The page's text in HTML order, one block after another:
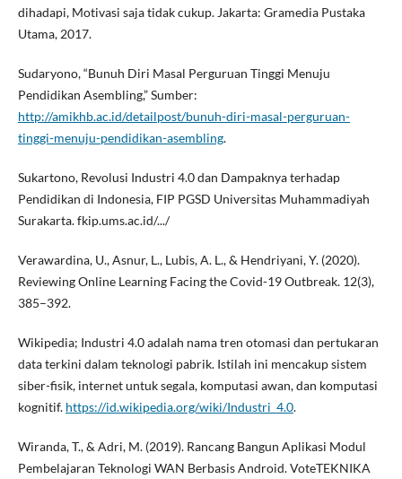
dihadapi, Motivasi saja tidak cukup. Jakarta: Gramedia Pustaka
Utama, 2017.
Sudaryono, “Bunuh Diri Masal Perguruan Tinggi Menuju
Pendidikan Asembling,” Sumber:
http://amikhb.ac.id/detailpost/bunuh-diri-masal-perguruan-
tinggi-menuju-pendidikan-asembling.
Sukartono, Revolusi Industri 4.0 dan Dampaknya terhadap
Pendidikan di Indonesia, FIP PGSD Universitas Muhammadiyah
Surakarta. fkip.ums.ac.id/.../
Verawardina, U., Asnur, L., Lubis, A. L., & Hendriyani, Y. (2020).
Reviewing Online Learning Facing the Covid-19 Outbreak. 12(3),
385–392.
Wikipedia; Industri 4.0 adalah nama tren otomasi dan pertukaran
data terkini dalam teknologi pabrik. Istilah ini mencakup sistem
siber-fisik, internet untuk segala, komputasi awan, dan komputasi
kognitif. https://id.wikipedia.org/wiki/Industri_4.0.
Wiranda, T., & Adri, M. (2019). Rancang Bangun Aplikasi Modul
Pembelajaran Teknologi WAN Berbasis Android. VoteTEKNIKA